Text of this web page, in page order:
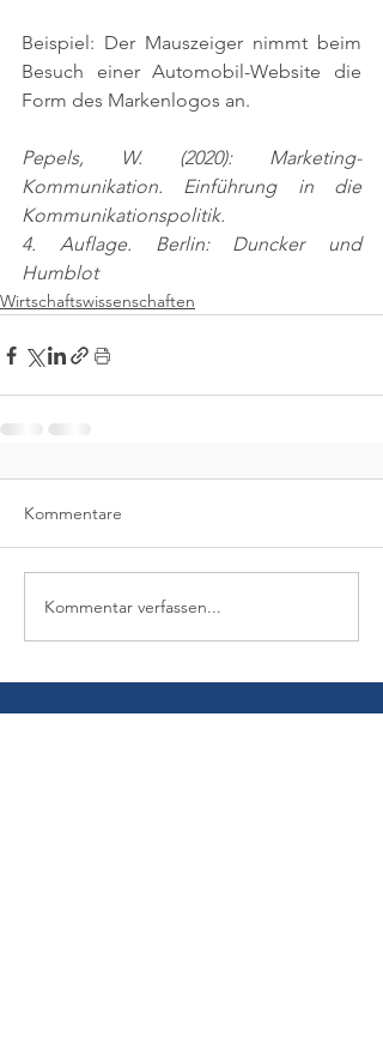
Beispiel: Der Mauszeiger nimmt beim
Besuch einer Automobil-Website die
Form des Markenlogos an.
Pepels, W. (2020): Marketing-
Kommunikation. Einführung in die
Kommunikationspolitik.
4. Auflage. Berlin: Duncker und
Humblot
Wirtschaftswissenschaften
Kommentare
Kommentar verfassen...